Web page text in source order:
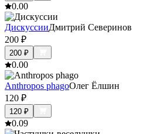
0.00
ДискуссииДмитрий Северинов
200 ₽
200 ₽
0.00
Anthropos phagoОлег Ёлшин
120 ₽
120 ₽
0.09